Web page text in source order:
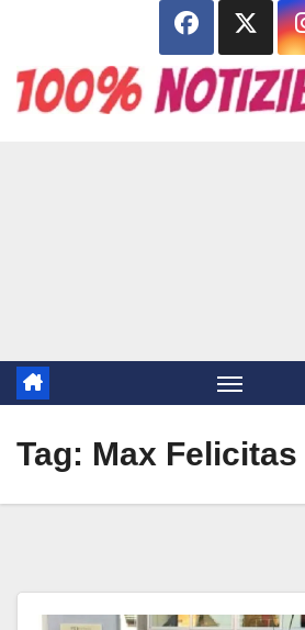
contenuto
Tag: Max Felicitas